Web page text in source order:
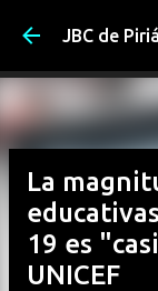
JBC de
La
19 es
UNICEF